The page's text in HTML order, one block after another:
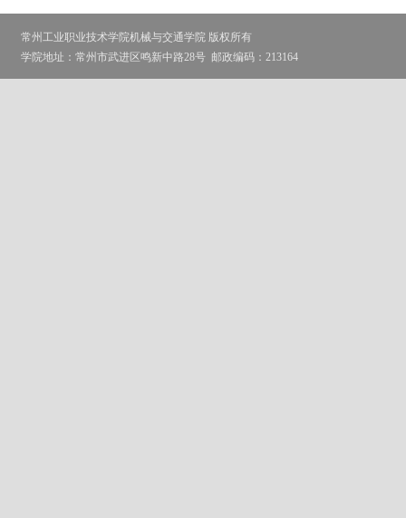
常州工业职业技术学院机械与交通学院 版权所有
学院地址：常州市武进区鸣新中路28号 邮政编码：213164